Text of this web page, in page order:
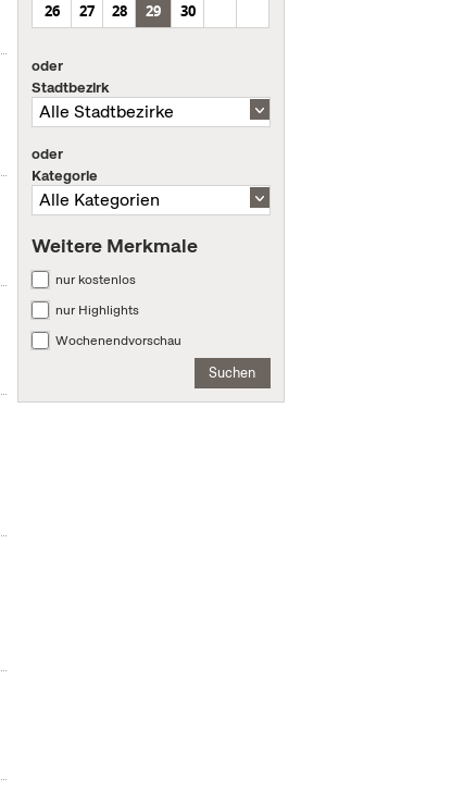
26
27 28 29 30
oder
Stadtbezirk
oder
Kategorie
Weitere Merkmale
nur kostenlos
nur Highlights
Wochenendvorschau
Suchen